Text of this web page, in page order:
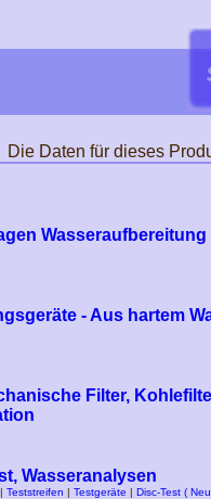
Die Daten für dieses
- Aus hartem
Filter,
Wasseranalysen
| Teststreifen | Testgeräte | Disc-Test (